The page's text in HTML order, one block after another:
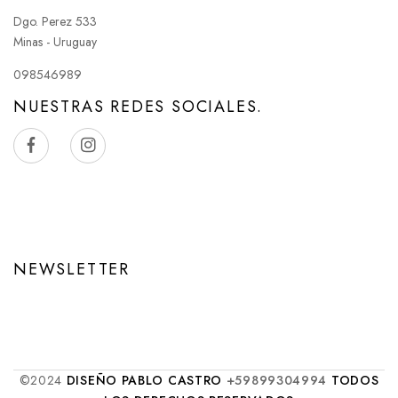
pueden
elegir
en
la
página
de
página
Dgo. Perez 533
Minas - Uruguay
098546989
NUESTRAS REDES SOCIALES.
NEWSLETTER
©2024 DISEÑO PABLO CASTRO +59899304994 TODOS